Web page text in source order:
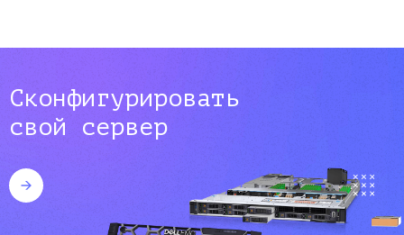
Сконфигурировать
свой сервер